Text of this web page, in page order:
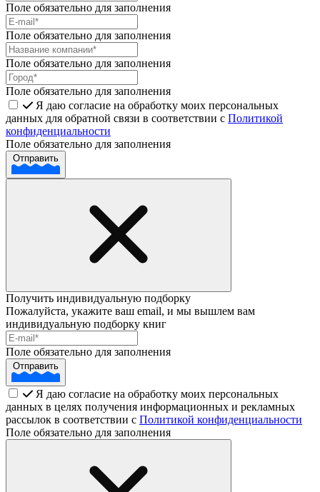
Поле обязательно для заполнения
Поле обязательно для заполнения
Поле обязательно для заполнения
Поле обязательно для заполнения
Я даю согласие на обработку моих персональных
данных для обратной связи в соответствии с Политикой
конфиденциальности
Поле обязательно для заполнения
Отправить
Получить индивидуальную подборку
Пожалуйста, укажите ваш email, и мы вышлем вам
индивидуальную подборку книг
Поле обязательно для заполнения
Отправить
Я даю согласие на обработку моих персональных
данных в целях получения информационных и рекламных
рассылок в соответствии с Политикой конфиденциальности
Поле обязательно для заполнения